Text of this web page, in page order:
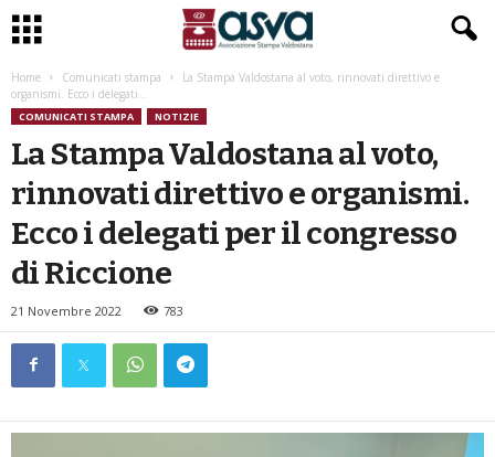
Home Comunicati stampa
La Stampa Valdostana al voto, rinnovati direttivo e
organismi. Ecco i delegati...
COMUNICATI STAMPA NOTIZIE
La Stampa Valdostana al voto,
rinnovati direttivo e organismi.
Ecco i delegati per il congresso
di Riccione
21 Novembre 2022 783